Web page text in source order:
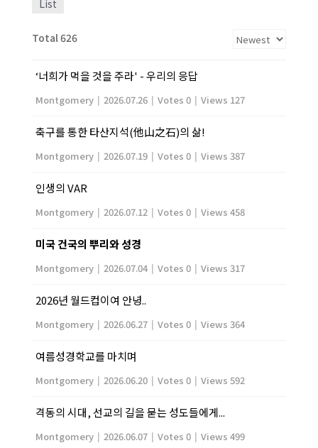
List
Total 626
‘너희가 먹을 것을 주라' - 우리의 응답
Montgomery | 2026.07.26 | Votes 0 | Views 127
축구를 통한 타산지석(他山之石)의 삶!
Montgomery | 2026.07.19 | Votes 0 | Views 387
인생의 VAR
Montgomery | 2026.07.12 | Votes 0 | Views 458
미국 건국의 뿌리와 성경
Montgomery | 2026.07.04 | Votes 0 | Views 317
2026년 월드컵이여 안녕..
Montgomery | 2026.06.27 | Votes 0 | Views 364
여름성경학교를 마치며
Montgomery | 2026.06.20 | Votes 0 | Views 592
격동의 시대, 선교의 길을 묻는 성도들에게...
Montgomery | 2026.06.07 | Votes 0 | Views 499